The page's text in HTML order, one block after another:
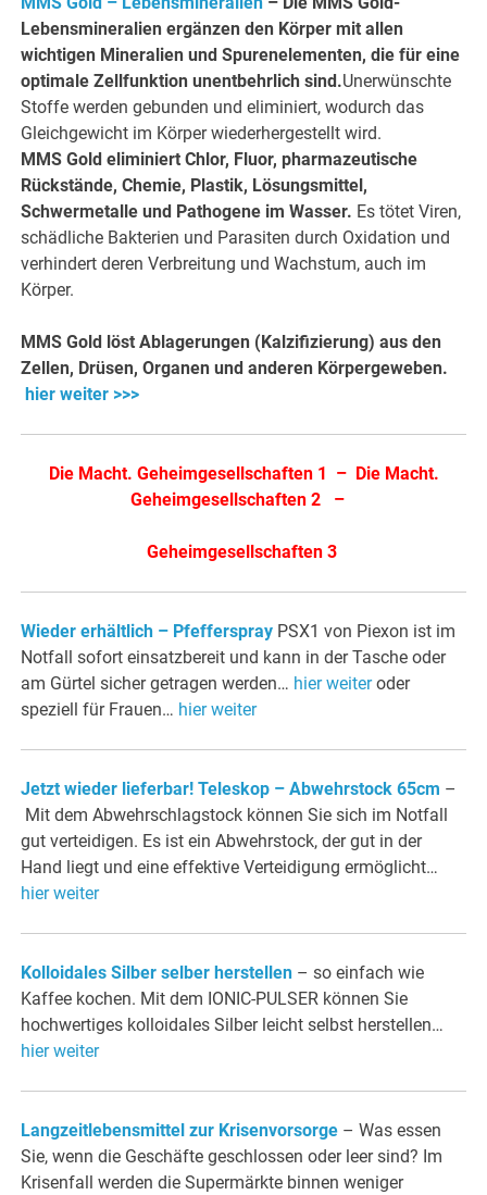
Lebensmineralien ergänzen den Körper mit allen
wichtigen Mineralien und Spurenelementen, die für eine
optimale Zellfunktion unentbehrlich sind.Unerwünschte
Stoffe werden gebunden und eliminiert, wodurch das
Gleichgewicht im Körper wiederhergestellt wird.
MMS Gold eliminiert Chlor, Fluor, pharmazeutische
Rückstände, Chemie, Plastik, Lösungsmittel,
Schwermetalle und Pathogene im Wasser. Es tötet Viren,
schädliche Bakterien und Parasiten durch Oxidation und
verhindert deren Verbreitung und Wachstum, auch im
Körper.
MMS Gold löst Ablagerungen (Kalzifizierung) aus den
Zellen, Drüsen, Organen und anderen Körpergeweben.
hier weiter >>>
Die Macht. Geheimgesellschaften 1 – Die Macht.
Geheimgesellschaften 2–
Geheimgesellschaften 3
Wieder erhältlich – Pfefferspray PSX1 von Piexon ist im
Notfall sofort einsatzbereit und kann in der Tasche oder
am Gürtel sicher getragen werden… hier weiteroder
speziell für Frauen… hier weiter
Jetzt wieder lieferbar! Teleskop – Abwehrstock 65cm –
Mit dem Abwehrschlagstock können Sie sich im Notfall
gut verteidigen. Es ist ein Abwehrstock, der gut in der
Hand liegt und eine effektive Verteidigung ermöglicht…
hier weiter
Kolloidales Silber selber herstellen – so einfach wie
Kaffee kochen. Mit dem IONIC-PULSER können Sie
hochwertiges kolloidales Silber leicht selbst herstellen…
hier weiter
Langzeitlebensmittel zur Krisenvorsorge – Was essen
Sie, wenn die Geschäfte geschlossen oder leer sind? Im
Krisenfall werden die Supermärkte binnen weniger